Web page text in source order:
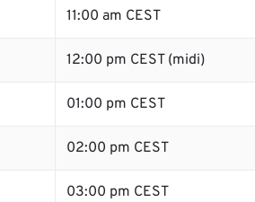
11:00 am CEST
12:00 pm CEST (midi)
01:00 pm CEST
02:00 pm CEST
03:00 pm CEST